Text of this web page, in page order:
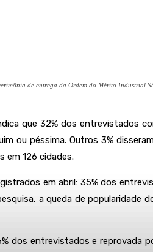
de entrega da Ordem do Mérito Industrial
que 32% dos entrevistados
ou péssima. Outros 3%
em 126 cidades.
em abril: 35% dos
a queda de
dos entrevistados e reprovada